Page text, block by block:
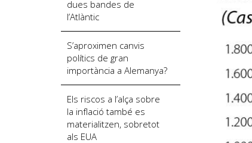
dues bandes de
l’Atlàntic
S’aproximen canvis
polítics de gran
importància a Alema­nya?
Els riscos a l’alça sobre
la inflació també es
materialitzen, sobretot
als EUA